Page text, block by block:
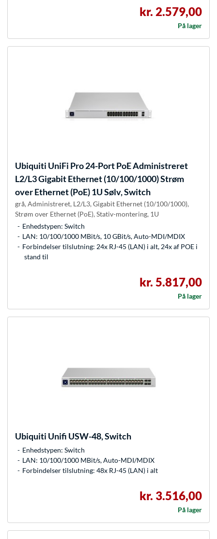
kr. 2.579,00
På lager
Ubiquiti UniFi Pro 24-Port PoE Administreret
L2/L3 Gigabit Ethernet (10/100/1000) Strøm
over Ethernet (PoE) 1U Sølv, Switch
grå, Administreret, L2/L3, Gigabit Ethernet (10/100/1000),
Strøm over Ethernet (PoE), Stativ-montering, 1U
Enhedstypen: Switch
LAN: 10/100/1000 MBit/s, 10 GBit/s, Auto-MDI/MDIX
Forbindelser tilslutning: 24x RJ-45 (LAN) i alt, 24x af POE i
stand til
kr. 5.817,00
På lager
Ubiquiti Unifi USW-48, Switch
Enhedstypen: Switch
LAN: 10/100/1000 MBit/s, Auto-MDI/MDIX
Forbindelser tilslutning: 48x RJ-45 (LAN) i alt
kr. 3.516,00
På lager